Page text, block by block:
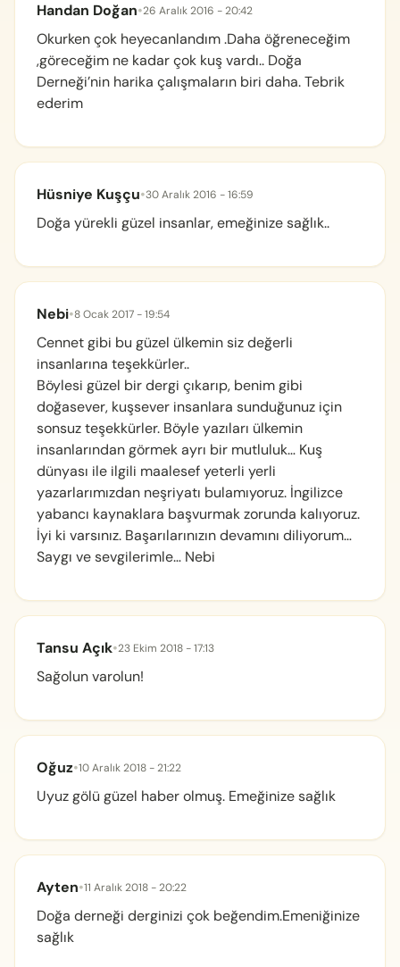
Handan Doğan•26 Aralık 2016 - 20:42
Okurken çok heyecanlandım .Daha öğreneceğim
,göreceğim ne kadar çok kuş vardı.. Doğa
Derneği’nin harika çalışmaların biri daha. Tebrik
ederim
Hüsniye Kuşçu•30 Aralık 2016 - 16:59
Doğa yürekli güzel insanlar, emeğinize sağlık..
Nebi•8 Ocak 2017 - 19:54
Cennet gibi bu güzel ülkemin siz değerli
insanlarına teşekkürler..
Böylesi güzel bir dergi çıkarıp, benim gibi
doğasever, kuşsever insanlara sunduğunuz için
sonsuz teşekkürler. Böyle yazıları ülkemin
insanlarından görmek ayrı bir mutluluk… Kuş
dünyası ile ilgili maalesef yeterli yerli
yazarlarımızdan neşriyatı bulamıyoruz. İngilizce
yabancı kaynaklara başvurmak zorunda kalıyoruz.
İyi ki varsınız. Başarılarınızın devamını diliyorum…
Saygı ve sevgilerimle… Nebi
Tansu Açık•23 Ekim 2018 - 17:13
Sağolun varolun!
Oğuz•10 Aralık 2018 - 21:22
Uyuz gölü güzel haber olmuş. Emeğinize sağlık
Ayten•11 Aralık 2018 - 20:22
Doğa derneği derginizi çok beğendim.Emeniğinize
sağlık